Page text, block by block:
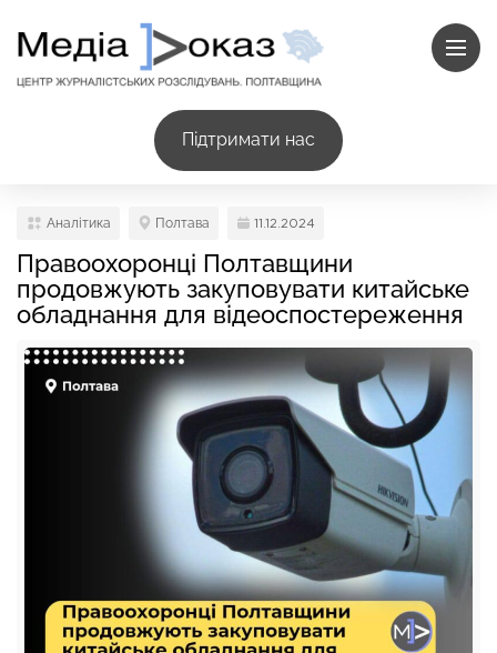
Підтримати нас
Аналітика Полтава 11.12.2024
Правоохоронці Полтавщини
продовжують закуповувати китайське
обладнання для відеоспостереження